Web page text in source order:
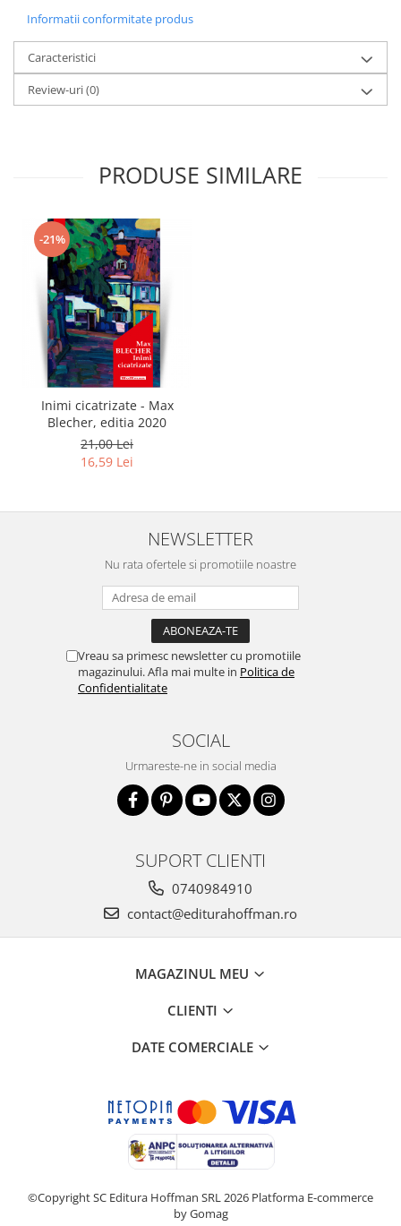
Informatii conformitate produs
Caracteristici
Review-uri(0)
PRODUSE SIMILARE
-21%
Inimi cicatrizate - Max
Blecher, editia 2020
21,00 Lei
16,59 Lei
NEWSLETTER
Nu rata ofertele si promotiile noastre
Vreau sa primesc newsletter cu promotiile
magazinului. Afla mai multe in Politica de
Confidentialitate
SOCIAL
Urmareste-ne in social media
SUPORT CLIENTI
0740984910
contact@editurahoffman.ro
MAGAZINUL MEU
CLIENTI
DATE COMERCIALE
©Copyright SC Editura Hoffman SRL 2026 Platforma E-commerce
by Gomag